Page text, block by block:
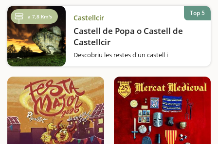
proposem és ben…
a 7,8 Km's Castellcir
Castell de Popa o Castell de
Castellcir
Descobriu les restes d'un castell i
vaixell.No caldrà que feu volar gaire la
imaginació per veure un gran vaixell al mig
del bosc. Només heu d'acompanyar-nos…
Top 5